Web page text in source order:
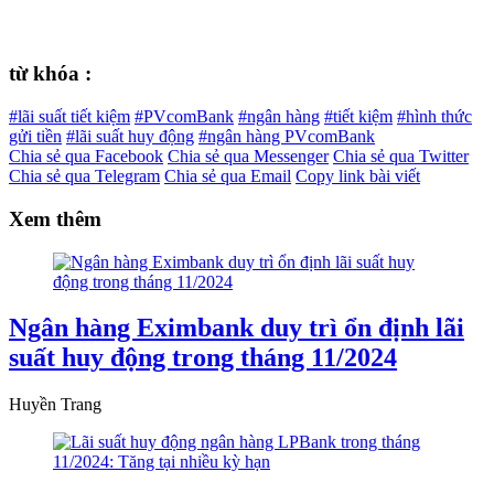
từ khóa :
#lãi suất tiết kiệm #PVcomBank #ngân hàng #tiết kiệm #hình thức
gửi tiền #lãi suất huy động #ngân hàng PVcomBank
Chia sẻ qua Facebook Chia sẻ qua Messenger Chia sẻ qua Twitter
Chia sẻ qua Telegram Chia sẻ qua Email Copy link bài viết
Xem thêm
Ngân hàng Eximbank duy trì ổn định lãi
suất huy động trong tháng 11/2024
Huyền Trang